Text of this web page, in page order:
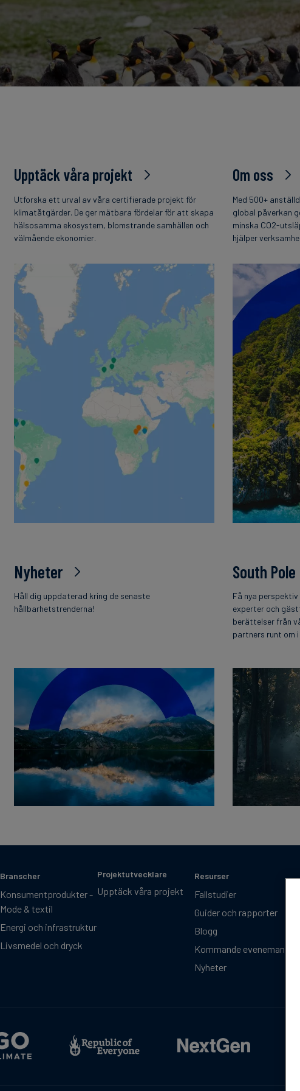
Upptäck våra projekt
Utforska ett urval av våra certifierade projekt för
klimatåtgärder. De ger mätbara fördelar för att skapa
hälsosamma ekosystem, blomstrande samhällen och
välmående ekonomier.
Om oss
Med 500+
global påverkan
minska CO2-
hjälper
Nyheter
Håll dig uppdaterad kring de senaste
hållbarhetstrenderna!
South
Få nya
experter och
berättelser från
partners runt om i
English
Branscher
Konsumentprodukter -
Mode & textil
Energi och infrastruktur
Livsmedel och dryck
Projektutvecklare
Upptäck våra projekt
Resurser
Fallstudier
Guider och rapporter
Blogg
Kommande evenemang
Nyheter